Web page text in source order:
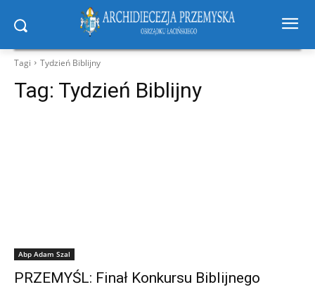
Tagi Tydzień Biblijny
Tag: Tydzień Biblijny
Abp Adam Szal
PRZEMYŚL: Finał Konkursu Biblijnego